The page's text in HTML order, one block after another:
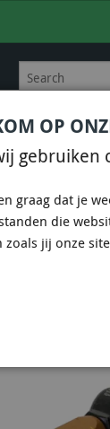
BEL +31 36
& CHASSIS
- SWAY
OP
gebruiken
graag dat je
die
zoals jij onze